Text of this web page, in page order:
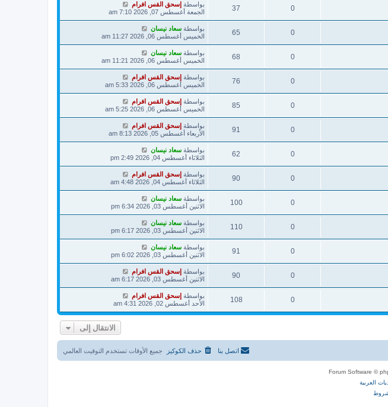
0
37 بواسطة إسحق القس افرام
الجمعة أغسطس 07, 2026 7:10 am
0
65 بواسطة سعاد نيسان
الخميس أغسطس 06, 2026 11:27 am
0
68 بواسطة سعاد نيسان
الخميس أغسطس 06, 2026 11:21 am
0
76 بواسطة إسحق القس افرام
الخميس أغسطس 06, 2026 5:33 am
0
85 بواسطة إسحق القس افرام
الخميس أغسطس 06, 2026 5:25 am
0
91 بواسطة إسحق القس افرام
الأربعاء أغسطس 05, 2026 8:13 am
0
62 بواسطة سعاد نيسان
الثلاثاء أغسطس 04, 2026 2:49 pm
0
90 بواسطة إسحق القس افرام
الثلاثاء أغسطس 04, 2026 4:48 am
0
100 بواسطة سعاد نيسان
الاثنين أغسطس 03, 2026 6:34 pm
0
110 بواسطة سعاد نيسان
الاثنين أغسطس 03, 2026 6:17 pm
0
91 بواسطة سعاد نيسان
الاثنين أغسطس 03, 2026 6:02 pm
0
90 بواسطة إسحق القس افرام
الاثنين أغسطس 03, 2026 6:17 am
0
108 بواسطة إسحق القس افرام
الأحد أغسطس 02, 2026 4:31 am
الانتقال إلى
جميع الأوقات تستخدم التوقيت العالمي حذف الكوكيز اتصل بنا
العربية